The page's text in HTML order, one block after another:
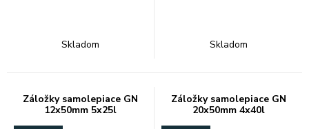
Skladom Skladom
Záložky samolepiace GN
12x50mm 5x25l
Záložky samolepiace GN
20x50mm 4x40l